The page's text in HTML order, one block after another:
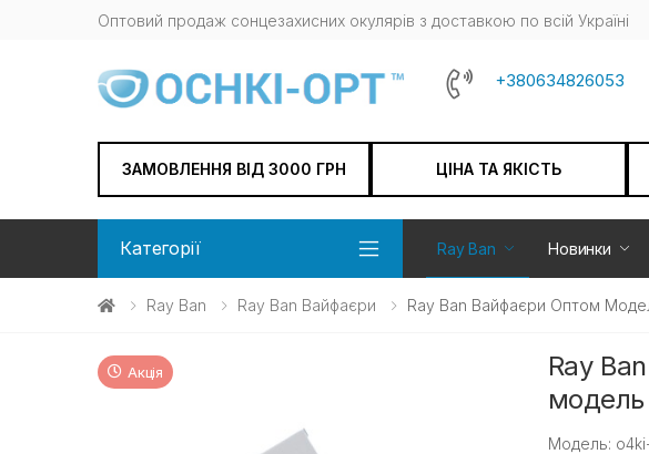
Оптовий продаж сонцезахисних окулярів з доставкою по всій Україні
+380634826053
ЗАМОВЛЕННЯ ВІД 3000 ГРН ЦІНА ТА ЯКІСТЬ
Категорії Ray Ban Новинки
Ray Ban Ray Ban Вайфаєри Ray Ban Вайфаєри Оптом
Акція
Ray
модель
Модель: